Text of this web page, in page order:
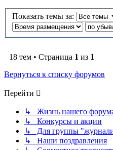
Показать темы за:
18 тем • Страница 1 из 1
Вернуться к списку форумов
Перейти
↳ Жизнь нашего
↳ Конкурсы и акции
↳ Для группы
↳ Наши поздравления